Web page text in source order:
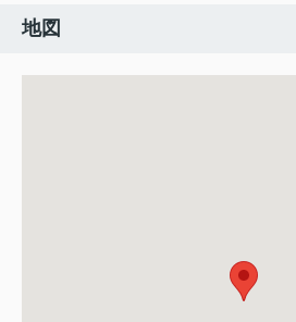
地図